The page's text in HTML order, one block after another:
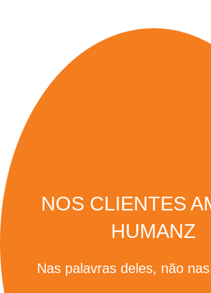
NOS CLIENTES
HUMANZ
Nas palavras deles, não